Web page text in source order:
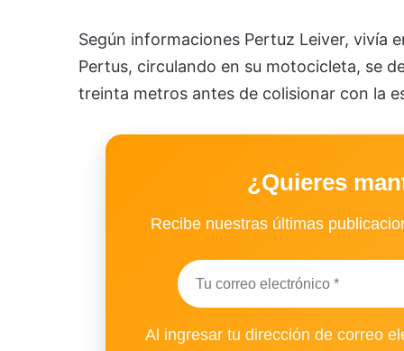
Según informaciones Pertuz Leiver, vivía
Pertus, circulando en su motocicleta, se
treinta metros antes de colisionar con la
¿Quieres
Recibe nuestras últimas
Al ingresar tu dirección de correo